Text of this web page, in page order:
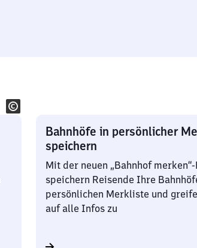
Bahnhöfe in persönlicher
speichern
Mit der neuen „Bahnhof
speichern Reisende Ihre
persönlichen Merkliste und
auf alle Infos zu